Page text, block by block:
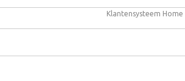
Klantensysteem Home